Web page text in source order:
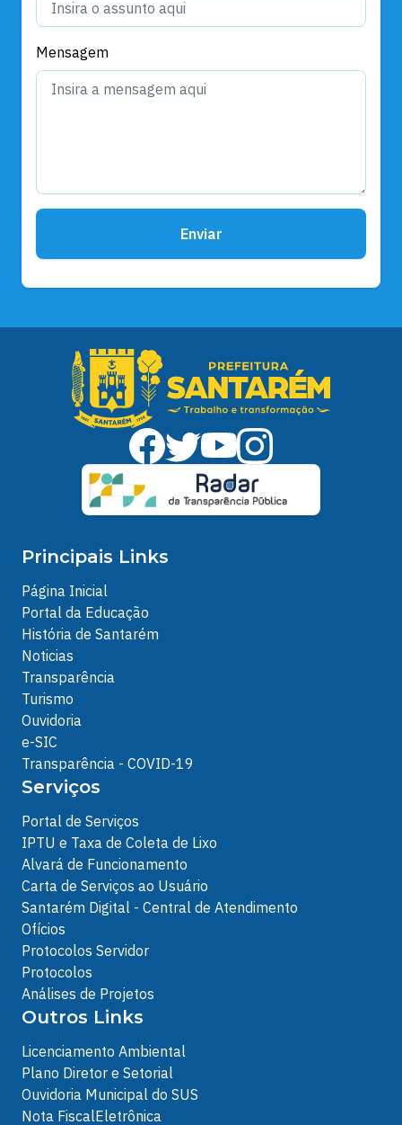
Mensagem
Enviar
Principais Links
Página Inicial
Portal da Educação
História de Santarém
Noticias
Transparência
Turismo
Ouvidoria
e-SIC
Transparência - COVID-19
Serviços
Portal de Serviços
IPTU e Taxa de Coleta de Lixo
Alvará de Funcionamento
Carta de Serviços ao Usuário
Santarém Digital - Central de Atendimento
Ofícios
Protocolos Servidor
Protocolos
Análises de Projetos
Outros Links
Licenciamento Ambiental
Plano Diretor e Setorial
Ouvidoria Municipal do SUS
Nota FiscalEletrônica